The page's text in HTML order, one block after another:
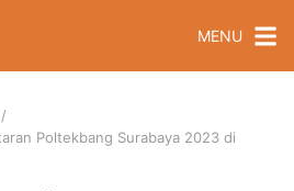
MENU
Poltekbang Surabaya 2023 di